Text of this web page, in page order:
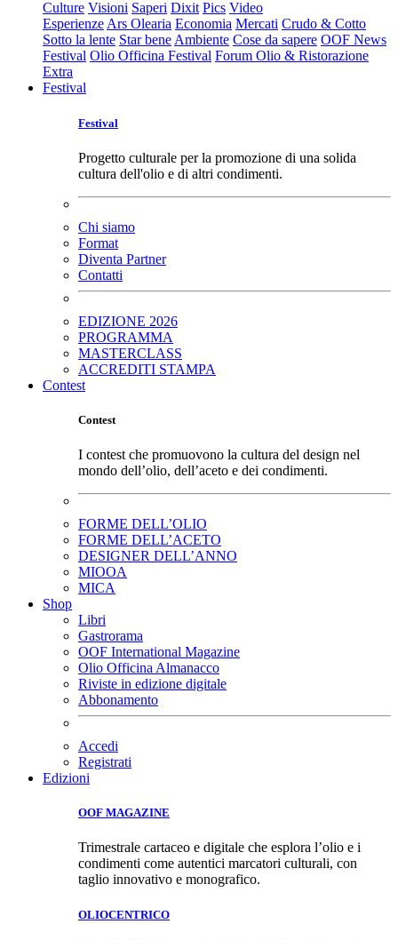
Culture Visioni Saperi Dixit Pics Video
Esperienze Ars Olearia Economia Mercati Crudo & Cotto
Sotto la lente Star bene Ambiente Cose da sapere OOF News
Festival Olio Officina Festival Forum Olio & Ristorazione
Extra
Festival
Festival
Progetto culturale per la promozione di una solida
cultura dell'olio e di altri condimenti.
Chi siamo
Format
Diventa Partner
Contatti
EDIZIONE 2026
PROGRAMMA
MASTERCLASS
ACCREDITI STAMPA
Contest
Contest
I contest che promuovono la cultura del design nel
mondo dell’olio, dell’aceto e dei condimenti.
FORME DELL’OLIO
FORME DELL’ACETO
DESIGNER DELL’ANNO
MIOOA
MICA
Shop
Libri
Gastrorama
OOF International Magazine
Olio Officina Almanacco
Riviste in edizione digitale
Abbonamento
Accedi
Registrati
Edizioni
OOF MAGAZINE
Trimestrale cartaceo e digitale che esplora l’olio e i
condimenti come autentici marcatori culturali, con
taglio innovativo e monografico.
OLIOCENTRICO